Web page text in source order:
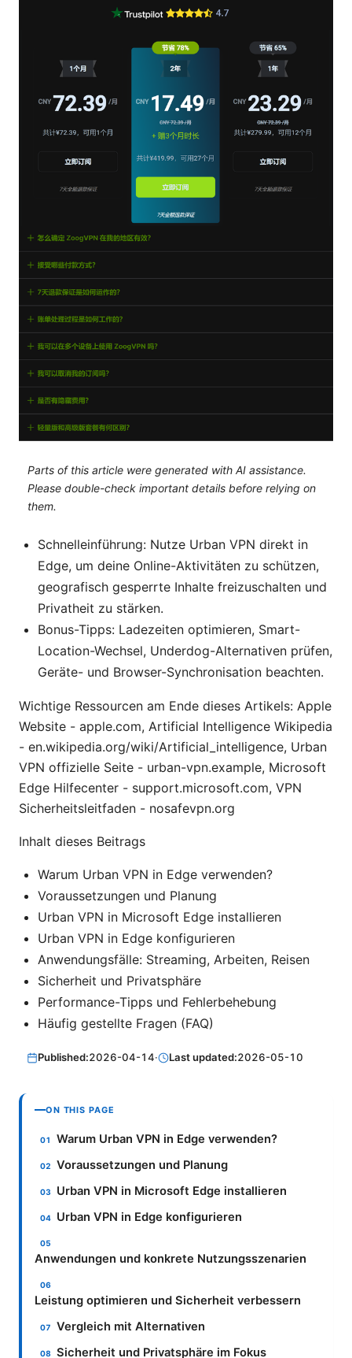
Parts of this article were generated with AI assistance.
Please double-check important details before relying on
them.
Schnelleinführung: Nutze Urban VPN direkt in
Edge, um deine Online-Aktivitäten zu schützen,
geografisch gesperrte Inhalte freizuschalten und
Privatheit zu stärken.
Bonus-Tipps: Ladezeiten optimieren, Smart-
Location-Wechsel, Underdog-Alternativen prüfen,
Geräte- und Browser-Synchronisation beachten.
Wichtige Ressourcen am Ende dieses Artikels: Apple
Website - apple.com, Artificial Intelligence Wikipedia
- en.wikipedia.org/wiki/Artificial_intelligence, Urban
VPN offizielle Seite - urban-vpn.example, Microsoft
Edge Hilfecenter - support.microsoft.com, VPN
Sicherheitsleitfaden - nosafevpn.org
Inhalt dieses Beitrags
Warum Urban VPN in Edge verwenden?
Voraussetzungen und Planung
Urban VPN in Microsoft Edge installieren
Urban VPN in Edge konfigurieren
Anwendungsfälle: Streaming, Arbeiten, Reisen
Sicherheit und Privatsphäre
Performance-Tipps und Fehlerbehebung
Häufig gestellte Fragen (FAQ)
Published:2026-04-14· Last updated:2026-05-10
ON THIS PAGE
Warum Urban VPN in Edge verwenden?
Voraussetzungen und Planung
Urban VPN in Microsoft Edge installieren
Urban VPN in Edge konfigurieren
Anwendungen und konkrete Nutzungsszenarien
Leistung optimieren und Sicherheit verbessern
Vergleich mit Alternativen
Sicherheit und Privatsphäre im Fokus